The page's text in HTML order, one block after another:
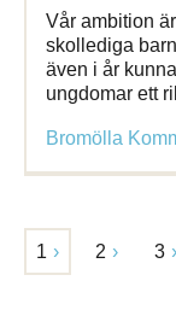
Vår ambition
skollediga
även i år
ungdomar ett
Bromölla
1 2 3